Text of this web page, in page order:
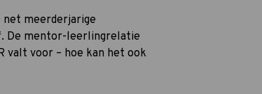
net meerderjarige
De mentor-leerlingrelatie
valt voor – hoe kan het ook